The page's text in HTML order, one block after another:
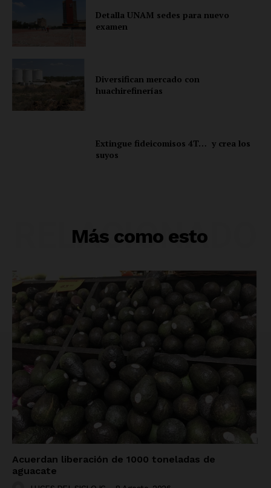
Información Propietaria / Financiación
Mi cuenta
Detalla UNAM sedes para nuevo
examen
Diversifican mercado con
huachirefinerías
Extingue fideicomisos 4T… y crea los
suyos
Más como esto
RELACIONADO
Acuerdan liberación de 1000 toneladas de
aguacate